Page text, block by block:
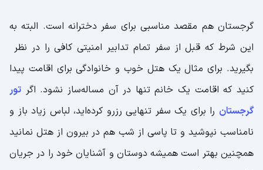
گرجستان هم مقصد مناسبی برای سفر دخترانه است. البته به
این شرط که قبل از سفر تمام تدابیر امنیتی کافی را در نظر
بگیرید. برای مثال یک هتل خوب و خانوادگی برای اقامت پیدا
کنید که اقامت یک خانم تنها در آن مساله‌ساز نشود. اگر تور
گرجستان را برای یک سفر تنهایی رزرو کرده‌اید، لباس زیاد باز و
نامناسب نپوشید و تا پاسی از شب هم در بیرون از هتل نمانید
همچنین بهتر است همیشه دوستان و آشنایان خود را در جریان